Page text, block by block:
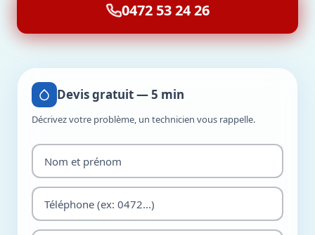
0472 53 24 26
Devis gratuit — 5 min
Décrivez votre problème, un technicien vous rappelle.